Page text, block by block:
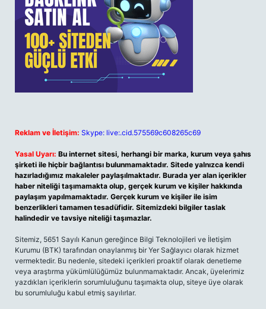
Reklam ve İletişim: Skype: live:.cid.575569c608265c69
Yasal Uyarı: Bu internet sitesi, herhangi bir marka, kurum veya şahıs
şirketi ile hiçbir bağlantısı bulunmamaktadır. Sitede yalnızca kendi
hazırladığımız makaleler paylaşılmaktadır. Burada yer alan içerikler
haber niteliği taşımamakta olup, gerçek kurum ve kişiler hakkında
paylaşım yapılmamaktadır. Gerçek kurum ve kişiler ile isim
benzerlikleri tamamen tesadüfidir. Sitemizdeki bilgiler taslak
halindedir ve tavsiye niteliği taşımazlar.
Sitemiz, 5651 Sayılı Kanun gereğince Bilgi Teknolojileri ve İletişim
Kurumu (BTK) tarafından onaylanmış bir Yer Sağlayıcı olarak hizmet
vermektedir. Bu nedenle, sitedeki içerikleri proaktif olarak denetleme
veya araştırma yükümlülüğümüz bulunmamaktadır. Ancak, üyelerimiz
yazdıkları içeriklerin sorumluluğunu taşımakta olup, siteye üye olarak
bu sorumluluğu kabul etmiş sayılırlar.